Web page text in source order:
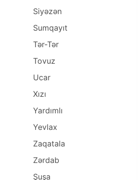
Siyəzən
Sumqayıt
Tər-Tər
Tovuz
Ucar
Xızı
Yardımlı
Yevlax
Zaqatala
Zərdab
Şuşa